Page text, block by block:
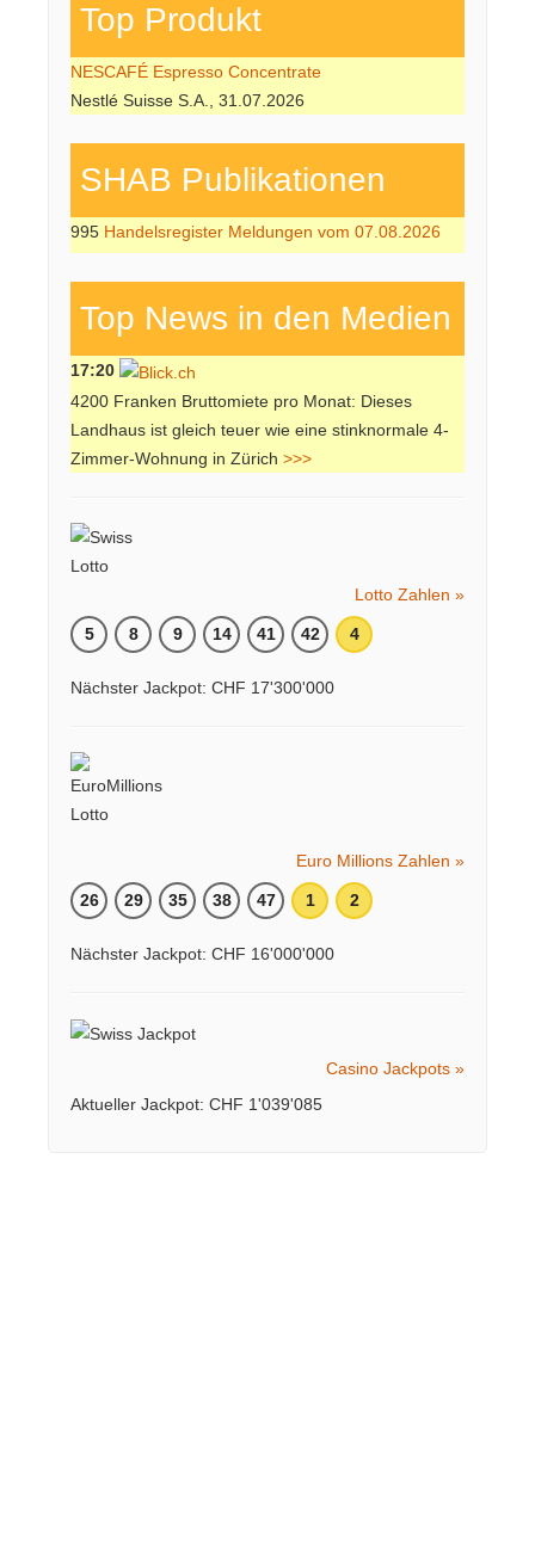
Top Produkt
NESCAFÉ Espresso Concentrate
Nestlé Suisse S.A., 31.07.2026
SHAB Publi­kati­onen
995 Handelsregister Meldungen vom 07.08.2026
Top News in den Medien
17:20
4200 Franken Bruttomiete pro Monat: Dieses
Landhaus ist gleich teuer wie eine stinknormale 4-
Zimmer-Wohnung in Zürich >>>
Lotto Zahlen »
5 8 9 14 41 42 4
Nächster Jackpot: CHF 17'300'000
Euro Millions Zahlen »
26 29 35 38 47 1 2
Nächster Jackpot: CHF 16'000'000
Casino Jackpots »
Aktueller Jackpot: CHF 1'039'085